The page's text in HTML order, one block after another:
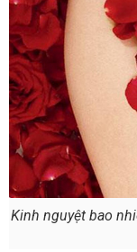
Kinh nguyệt bao